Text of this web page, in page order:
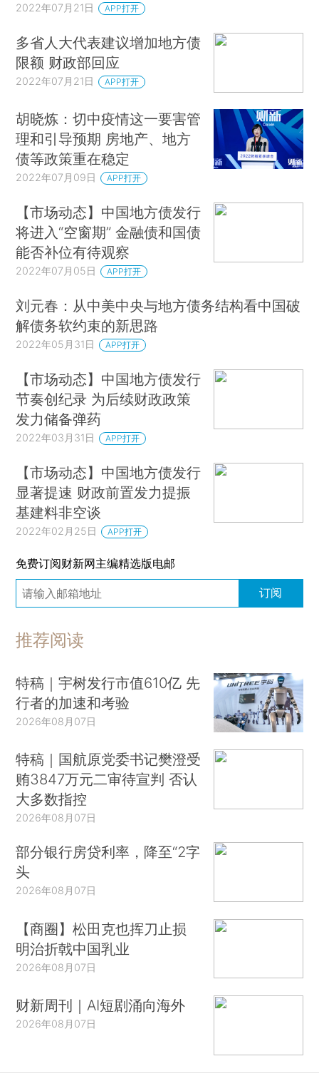
2022年07月21日 APP打开
多省人大代表建议增加地方债
限额 财政部回应
2022年07月21日 APP打开
胡晓炼：切中疫情这一要害管
理和引导预期 房地产、地方
债等政策重在稳定
2022年07月09日 APP打开
【市场动态】中国地方债发行
将进入“空窗期” 金融债和国债
能否补位有待观察
2022年07月05日 APP打开
刘元春：从中美中央与地方债务结构看中国破
解债务软约束的新思路
2022年05月31日 APP打开
【市场动态】中国地方债发行
节奏创纪录 为后续财政政策
发力储备弹药
2022年03月31日 APP打开
【市场动态】中国地方债发行
显著提速 财政前置发力提振
基建料非空谈
2022年02月25日 APP打开
免费订阅财新网主编精选版电邮
订阅
推荐阅读
特稿｜宇树发行市值610亿 先
行者的加速和考验
2026年08月07日
特稿｜国航原党委书记樊澄受
贿3847万元二审待宣判 否认
大多数指控
2026年08月07日
部分银行房贷利率，降至“2字
头
2026年08月07日
【商圈】松田克也挥刀止损
明治折戟中国乳业
2026年08月07日
财新周刊｜AI短剧涌向海外
2026年08月07日